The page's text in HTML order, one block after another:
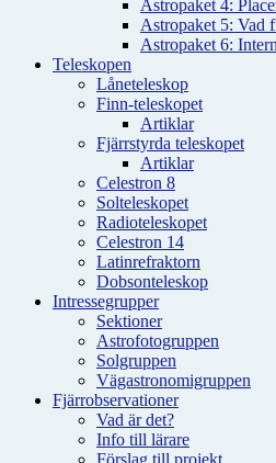
Astropaket 4:
Astropaket 5: Vad
Astropaket 6:
Teleskopen
Låneteleskop
Finn-teleskopet
Artiklar
Fjärrstyrda teleskopet
Artiklar
Celestron 8
Solteleskopet
Radioteleskopet
Celestron 14
Latinrefraktorn
Dobsonteleskop
Intressegrupper
Sektioner
Astrofotogruppen
Solgruppen
Vägastronomigruppen
Fjärrobservationer
Vad är det?
Info till lärare
Förslag till projekt